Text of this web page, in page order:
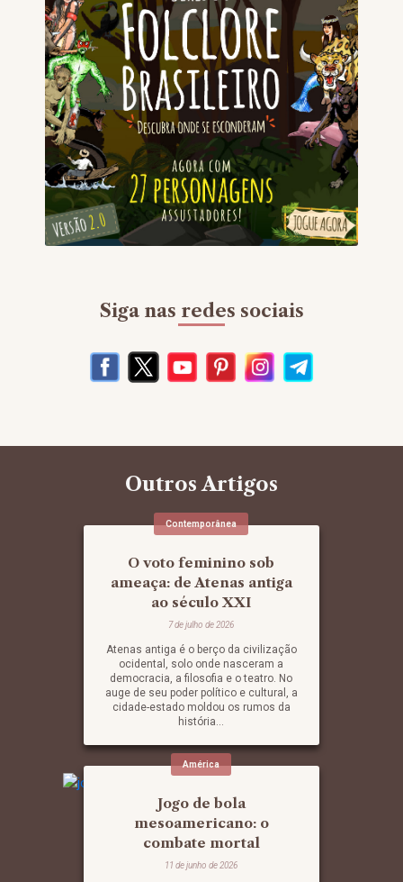
Siga nas redes sociais
Outros Artigos
Contemporânea
O voto feminino sob
ameaça: de Atenas antiga
ao século XXI
7 de julho de 2026
Atenas antiga é o berço da civilização
ocidental, solo onde nasceram a
democracia, a filosofia e o teatro. No
auge de seu poder político e cultural, a
cidade-estado moldou os rumos da
história...
América
Jogo de bola
mesoamericano: o
combate mortal
11 de junho de 2026